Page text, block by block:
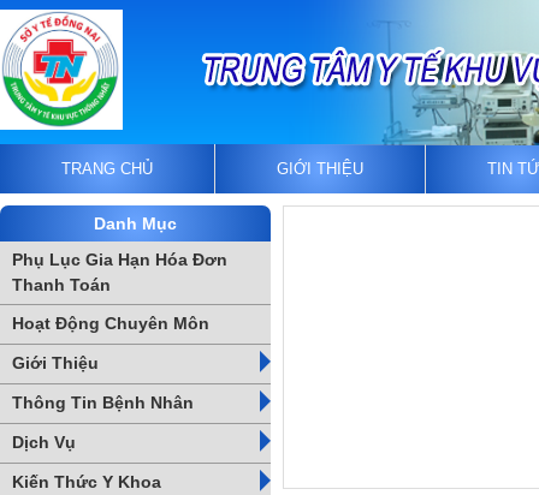
TRANG CHỦ GIỚI THIỆU TIN
Danh Mục
Phụ Lục Gia Hạn Hóa Đơn
Thanh Toán
Hoạt Động Chuyên Môn
Giới Thiệu
Thông Tin Bệnh Nhân
Dịch Vụ
Kiến Thức Y Khoa